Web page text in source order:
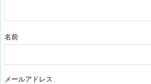
名前
メールアドレス